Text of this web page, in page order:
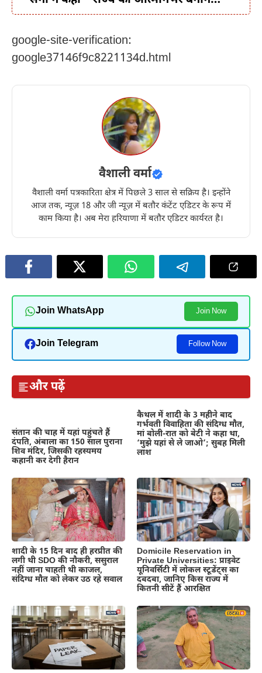
google-site-verification:
google37146f9c8221134d.html
वैशाली वर्मा
वैशाली वर्मा पत्रकारिता क्षेत्र में पिछले 3 साल से सक्रिय है। इन्होंने
आज तक, न्यूज़ 18 और जी न्यूज़ में बतौर कंटेंट एडिटर के रूप में
काम किया है। अब मेरा हरियाणा में बतौर एडिटर कार्यरत है।
Join WhatsApp Join Now
Join Telegram Follow Now
और पढ़ें
संतान की चाह में यहां पहुंचते हैं
दंपति, अंबाला का 150 साल पुराना
शिव मंदिर, जिसकी रहस्यमय
कहानी कर देगी हैरान
कैथल में शादी के 3 महीने बाद
गर्भवती विवाहिता की संदिग्ध मौत,
मां बोली-रात को बेटी ने कहा था,
‘मुझे यहां से ले जाओ’; सुबह मिली
लाश
शादी के 15 दिन बाद ही हरप्रीत की
लगी थी SDO की नौकरी, ससुराल
नहीं जाना चाहती थी काजल,
संदिग्ध मौत को लेकर उठ रहे सवाल
Domicile Reservation in
Private Universities: प्राइवेट
यूनिवर्सिटी में लोकल स्टूडेंट्स का
दबदबा, जानिए किस राज्य में
कितनी सीटें हैं आरक्षित